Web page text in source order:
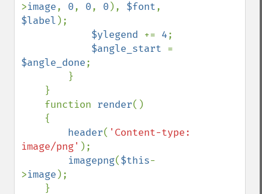
>image, 0, 0, 0 ), $font
$label );
$ylegend += 4;
$angle_start
$angle_done;
    function
render()
header( 'Content-type:
image/png' );
imagepng($this-
>image );